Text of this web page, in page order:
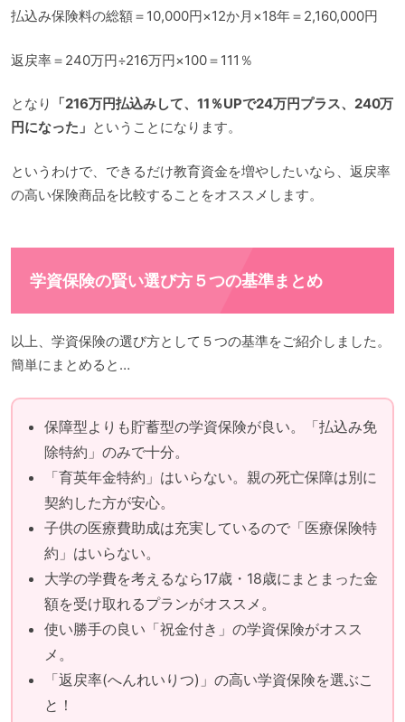
払込み保険料の総額＝10,000円×12か月×18年＝2,160,000円
返戻率＝240万円÷216万円×100＝111％
となり
「216万円払込みして、11％UPで24万円プラス、240万
円になった」 ということになります。
というわけで、できるだけ教育資金を増やしたいなら、返戻率
の高い保険商品を比較することをオススメします。
学資保険の賢い選び方５つの基準まとめ
以上、学資保険の選び方として５つの基準をご紹介しました。
簡単にまとめると…
保障型よりも貯蓄型の学資保険が良い。「払込み免
除特約」のみで十分。
「育英年金特約」はいらない。親の死亡保障は別に
契約した方が安心。
子供の医療費助成は充実しているので「医療保険特
約」はいらない。
大学の学費を考えるなら17歳・18歳にまとまった金
額を受け取れるプランがオススメ。
使い勝手の良い「祝金付き」の学資保険がオスス
メ。
「返戻率(へんれいりつ)」の高い学資保険を選ぶこ
と！